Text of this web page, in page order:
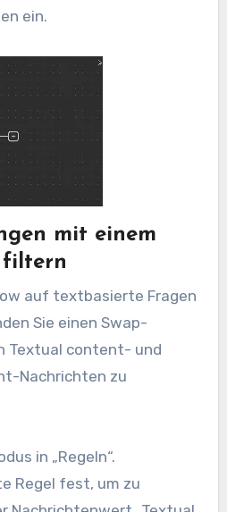
ein.
mit einem
filtern
auf textbasierte Fragen
Sie einen Swap-
Textual content- und
Nachrichten zu
in „Regeln“.
Regel fest, um zu